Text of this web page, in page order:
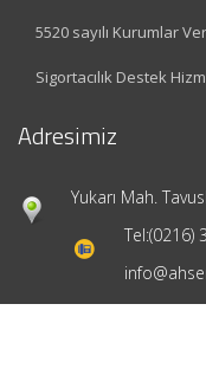
5520 sayılı Kurumlar
Sigortacılık Destek
Adresimiz
Yukarı Mah.
Tel:(0216)